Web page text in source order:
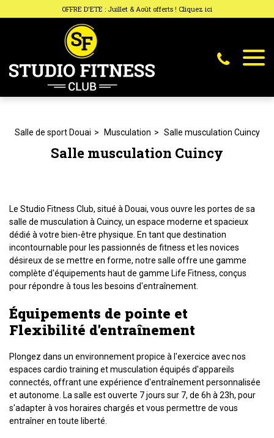
OFFRE D'ETE : Juillet & Août offerts ! Cliquez ici
Salle de sport Douai Musculation Salle musculation Cuincy
Salle musculation Cuincy
Le Studio Fitness Club, situé à Douai, vous ouvre les portes de sa
salle de musculation à Cuincy, un espace moderne et spacieux
dédié à votre bien-être physique. En tant que destination
incontournable pour les passionnés de fitness et les novices
désireux de se mettre en forme, notre salle offre une gamme
complète d'équipements haut de gamme Life Fitness, conçus
pour répondre à tous les besoins d'entraînement.
Équipements de pointe et
Flexibilité d'entraînement
Plongez dans un environnement propice à l'exercice avec nos
espaces cardio training et musculation équipés d'appareils
connectés, offrant une expérience d'entraînement personnalisée
et autonome. La salle est ouverte 7 jours sur 7, de 6h à 23h, pour
s'adapter à vos horaires chargés et vous permettre de vous
entraîner en toute liberté.
Panneau de gestion des cookies